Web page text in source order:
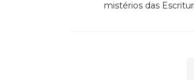
mistérios das